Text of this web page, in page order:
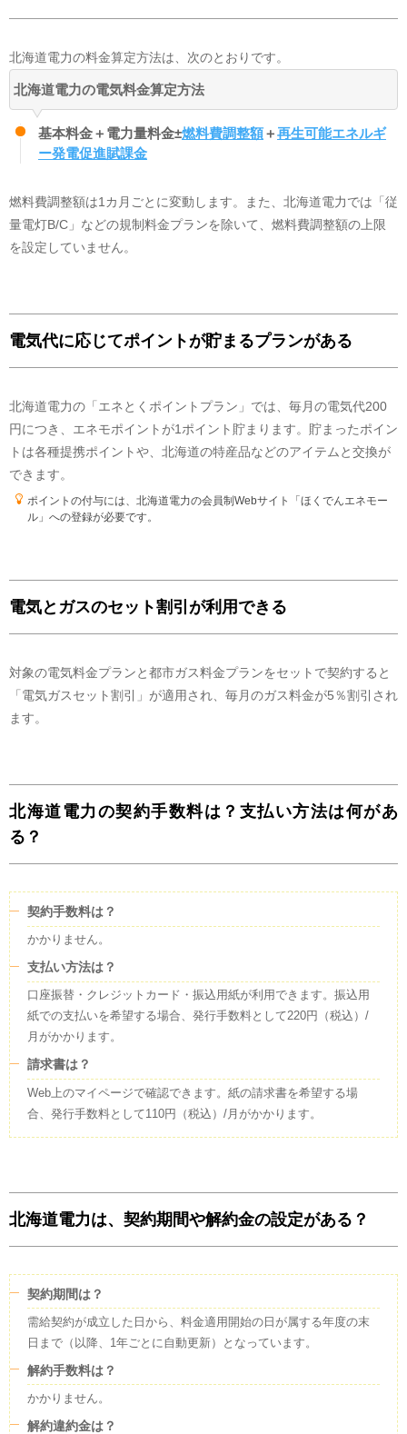
石炭火力
LNG火力
卸電力取引所
11%
FIT電気
再生可能エネルギー
5 %
水力
4%
その他
社の市場調達、常時バックアップ、インバランス補給等の内訳に原子力発電
による電気が含まれてくることが想定されます。
方も含め、電気をご利用のすべての皆様から集めた賦課金により賄われてお
り、この電気のCO2排出量については、火力発電なども含めた全国平均の
電気のCO2排出量を持った電気として扱われます。
この電気には、水力、火力、原子力、FIT電気、再生可能エネルギーなどが
含まれます。
「FIT電気」とは、FIT制度＊によって当社が買い取りした電気のことを
「水力（3万kW以上）」には揚水分を含めていません。
「その他」には、揚水分・廃棄物および他社から調達している電気の一
温室効果ガス排出量
(調整値)
北海道電力の料金算定方法は、次のとおりです。
北海道電力の電気料金算定方法
基本料金＋電力量料金±燃料費調整額＋再生可能エネルギ
ー発電促進賦課金
燃料費調整額は1カ月ごとに変動します。また、北海道電力では「従
量電灯B/C」などの規制料金プランを除いて、燃料費調整額の上限
を設定していません。
電気代に応じてポイントが貯まるプランがある
北海道電力の「エネとくポイントプラン」では、毎月の電気代200
円につき、エネモポイントが1ポイント貯まります。貯まったポイン
トは各種提携ポイントや、北海道の特産品などのアイテムと交換が
できます。
ポイントの付与には、北海道電力の会員制Webサイト「ほくでんエネモー
ル」への登録が必要です。
電気とガスのセット割引が利用できる
対象の電気料金プランと都市ガス料金プランをセットで契約すると
「電気ガスセット割引」が適用され、毎月のガス料金が5％割引され
ます。
北海道電力の契約手数料は？支払い方法は何があ
る？
契約手数料は？
かかりません。
支払い方法は？
口座振替・クレジットカード・振込用紙が利用できます。振込用
紙での支払いを希望する場合、発行手数料として220円（税込）/
月がかかります。
請求書は？
Web上のマイページで確認できます。紙の請求書を希望する場
合、発行手数料として110円（税込）/月がかかります。
北海道電力は、契約期間や解約金の設定がある？
契約期間は？
需給契約が成立した日から、料金適用開始の日が属する年度の末
日まで（以降、1年ごとに自動更新）となっています。
解約手数料は？
かかりません。
解約違約金は？